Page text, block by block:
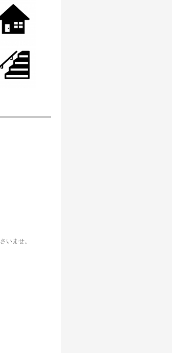
いませ。